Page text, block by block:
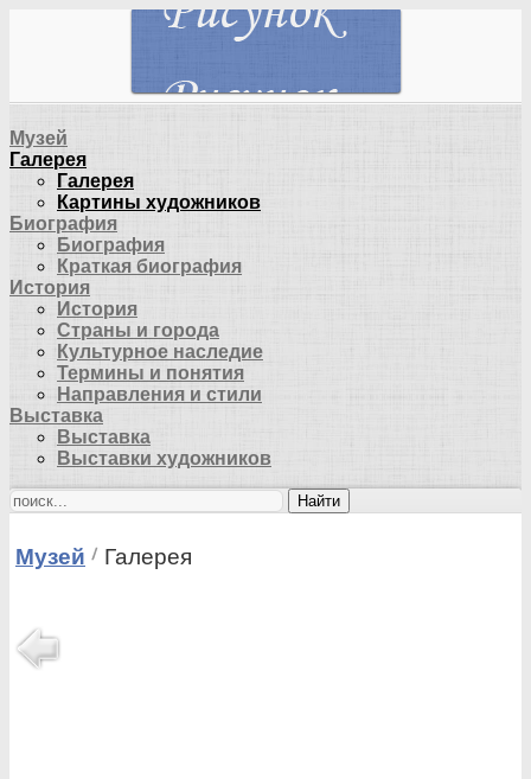
Музей
Галерея
Галерея
Картины художников
Биография
Биография
Краткая биография
История
История
Страны и города
Культурное наследие
Термины и понятия
Направления и стили
Выставка
Выставка
Выставки художников
Найти
Музей Галерея